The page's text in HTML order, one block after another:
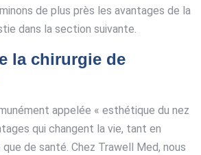
de plus près les avantages de la
dans la section suivante.
la chirurgie de
appelée « esthétique du nez
qui changent la vie, tant en
de santé. Chez Trawell Med, nous